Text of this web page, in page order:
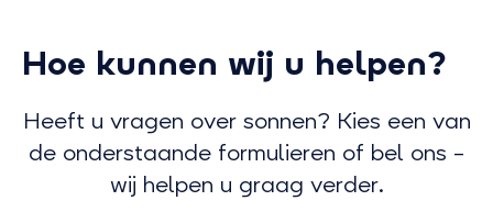
Hoe kunnen wij u helpen?
Heeft u vragen over sonnen? Kies een van
de onderstaande formulieren of bel ons –
wij helpen u graag verder.